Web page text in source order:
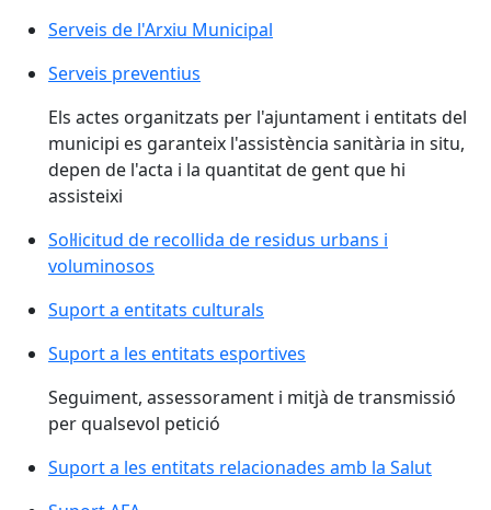
Serveis de l'Arxiu Municipal
Serveis preventius
Els actes organitzats per l'ajuntament i entitats del
municipi es garanteix l'assistència sanitària in situ,
depen de l'acta i la quantitat de gent que hi
assisteixi
Sol·licitud de recollida de residus urbans i
voluminosos
Suport a entitats culturals
Suport a les entitats esportives
Seguiment, assessorament i mitjà de transmissió
per qualsevol petició
Suport a les entitats relacionades amb la Salut